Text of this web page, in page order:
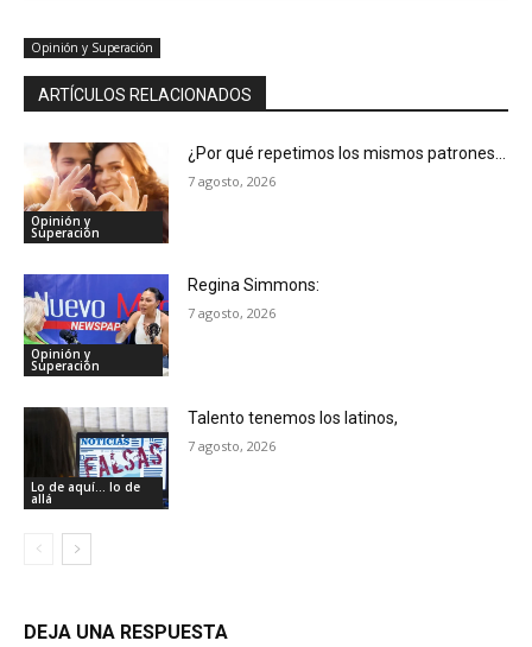
Opinión y Superación
ARTÍCULOS RELACIONADOS
Opinión y
Superación
¿Por qué repetimos los mismos patrones…
7 agosto, 2026
Opinión y
Superación
Regina Simmons:
7 agosto, 2026
Lo de aquí... lo de
allá
Talento tenemos los latinos,
7 agosto, 2026
DEJA UNA RESPUESTA